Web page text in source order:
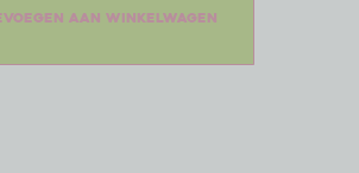
aan winkelwagen